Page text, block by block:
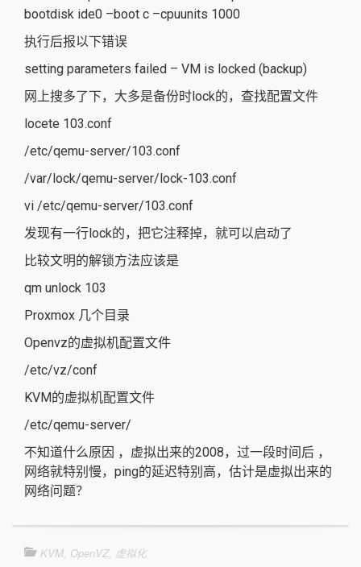
bootdisk ide0 –boot c –cpuunits 1000
执行后报以下错误
setting parameters failed – VM is locked (backup)
网上搜多了下，大多是备份时lock的，查找配置文件
locete 103.conf
/etc/qemu-server/103.conf
/var/lock/qemu-server/lock-103.conf
vi /etc/qemu-server/103.conf
发现有一行lock的，把它注释掉，就可以启动了
比较文明的解锁方法应该是
qm unlock 103
Proxmox 几个目录
Openvz的虚拟机配置文件
/etc/vz/conf
KVM的虚拟机配置文件
/etc/qemu-server/
不知道什么原因 ，虚拟出来的2008，过一段时间后 ，
网络就特别慢，ping的延迟特别高，估计是虚拟出来的
网络问题？
KVM, OpenVZ, 虚拟化